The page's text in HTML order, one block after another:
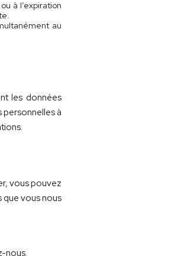
à l’expiration
au
les données
personnelles à
vous pouvez
que vous nous
nous.